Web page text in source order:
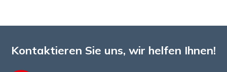
Kontaktieren Sie uns, wir helfen Ihnen!